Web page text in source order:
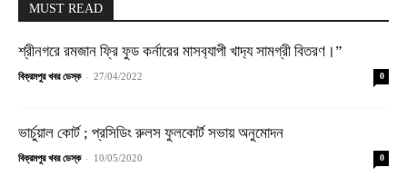
MUST READ
শ্রীনগরে রমজান ফ্রি ফুড কর্নারের মাসব‍্যাপী খাদ‍্য সামগ্রী বিতরণ।”
বিক্রমপুর খবর ডেস্ক - 27/04/2022 0
ভার্চুয়াল কোর্ট ; প্রসিডিং রুলস ফুলকোর্ট সভায় অনুমোদন
বিক্রমপুর খবর ডেস্ক - 10/05/2020 0